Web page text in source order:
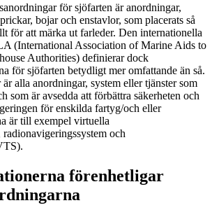
för sjöfarten är anordningar,
bojar och enstavlor, som placerats så
för att märka ut farleder. Den internationella
(International Association of Marine Aids to
Authorities) definierar dock
för sjöfarten betydligt mer omfattande än så.
alla anordningar, system eller tjänster som
som är avsedda att förbättra säkerheten och
för enskilda fartyg/och eller
är till exempel virtuella
radionavigeringssystem och
förenhetligar